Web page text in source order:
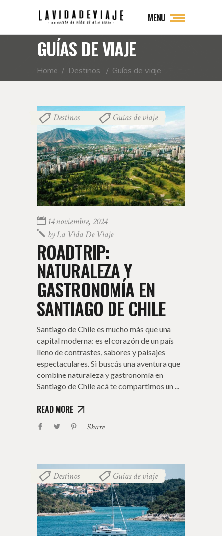
MENU
GUÍAS DE VIAJE
Home / Destinos / Guías de viaje
Destinos Guías de viaje
14 noviembre, 2024
byLa Vida De Viaje
ROADTRIP:
NATURALEZA Y
GASTRONOMÍA EN
SANTIAGO DE CHILE
Santiago de Chile es mucho más que una
capital moderna: es el corazón de un país
lleno de contrastes, sabores y paisajes
espectaculares. Si buscás una aventura que
combine naturaleza y gastronomía en
Santiago de Chile acá te compartimos un
READ MORE
Share
Destinos Guías de viaje